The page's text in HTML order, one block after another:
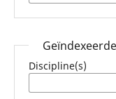
Discipline(s)